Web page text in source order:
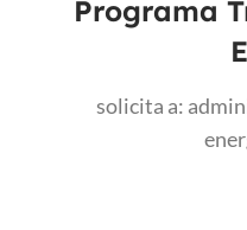
Programa
solicita a: